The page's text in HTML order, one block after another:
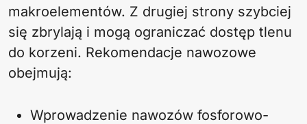
makroelementów. Z drugiej strony szybciej
się zbrylają i mogą ograniczać dostęp tlenu
do korzeni. Rekomendacje nawozowe
obejmują:
Wprowadzenie nawozów fosforowo-